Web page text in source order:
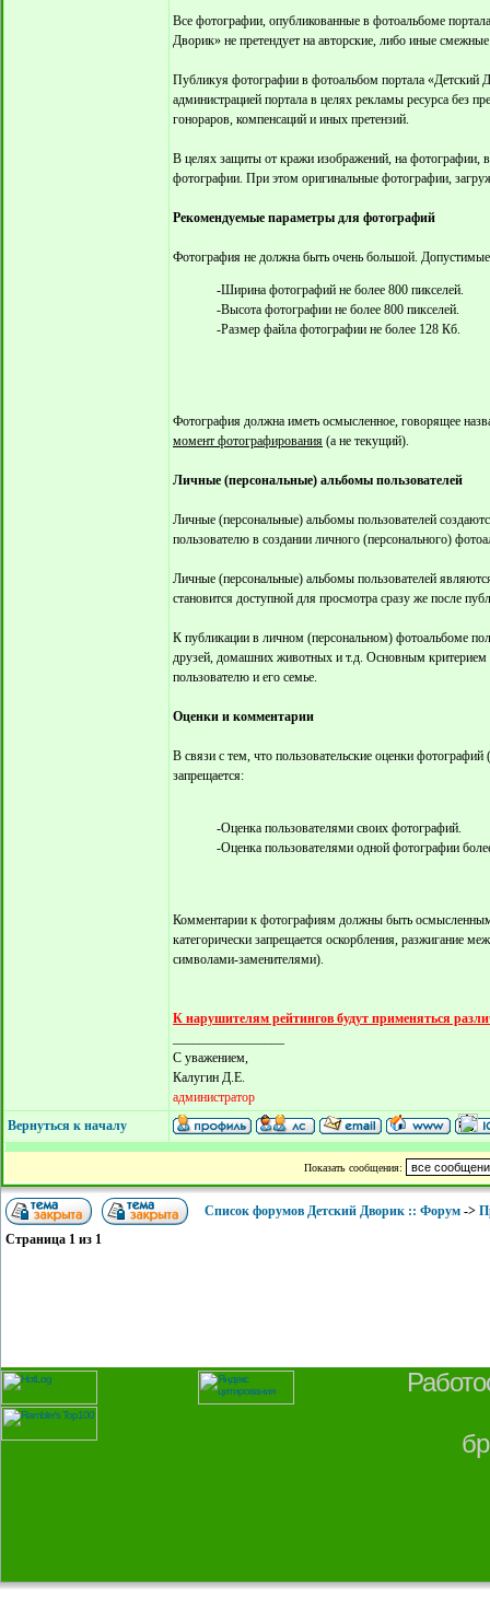
Все фотографии, опубликованные в фотоальбоме
Дворик» не претендует на авторские, либо иные
Публикуя фотографии в фотоальбом портала «Детский
администрацией портала в целях рекламы ресурса без
гонораров, компенсаций и иных претензий.
В целях защиты от кражи изображений, на фотографии,
фотографии. При этом оригинальные фотографии,
Рекомендуемые параметры для фотографий
Фотография не должна быть очень большой.
-Ширина фотографий не более 800 пикселей.
-Высота фотографии не более 800 пикселей.
-Размер файла фотографии не более 128 Кб.
Фотография должна иметь осмысленное, говорящее
момент фотографирования (а не текущий).
Личные (персональные) альбомы пользователей
Личные (персональные) альбомы пользователей
пользователю в создании личного (персонального)
Личные (персональные) альбомы пользователей
становится доступной для просмотра сразу же после
К публикации в личном (персональном) фотоальбоме
друзей, домашних животных и т.д. Основным критерием
пользователю и его семье.
Оценки и комментарии
В связи с тем, что пользовательские оценки
запрещается:
-Оценка пользователями своих фотографий.
-Оценка пользователями одной фотографии
Комментарии к фотографиям должны быть
категорически запрещается оскорбления, разжигание
символами-заменителями).
К нарушителям рейтингов будут применяться
С уважением,
Калугин Д.Е.
администратор
Вернуться к началу
Показать сообщения:
Список форумов Детский Дворик :: Форум ->
Страница 1 из 1